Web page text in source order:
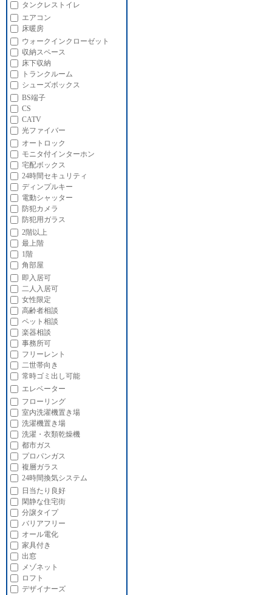
タンクレストイレ
エアコン
床暖房
ウォークインクローゼット
収納スペース
床下収納
トランクルーム
シューズボックス
BS端子
CS
CATV
光ファイバー
オートロック
モニタ付インターホン
宅配ボックス
24時間セキュリティ
ディンプルキー
電動シャッター
防犯カメラ
防犯用ガラス
2階以上
最上階
1階
角部屋
即入居可
二人入居可
女性限定
高齢者相談
ペット相談
楽器相談
事務所可
フリーレント
二世帯向き
常時ゴミ出し可能
エレベーター
フローリング
室内洗濯機置き場
洗濯機置き場
洗濯・衣類乾燥機
都市ガス
プロパンガス
複層ガラス
24時間換気システム
日当たり良好
閑静な住宅街
分譲タイプ
バリアフリー
オール電化
家具付き
出窓
メゾネット
ロフト
デザイナーズ